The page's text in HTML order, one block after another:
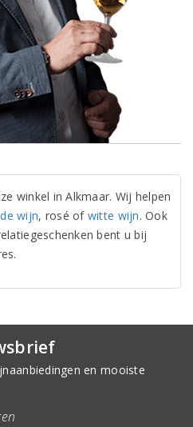
winkel in Alkmaar. Wij helpen
wijn, rosé of witte wijn. Ook
bent u bij
en mooiste